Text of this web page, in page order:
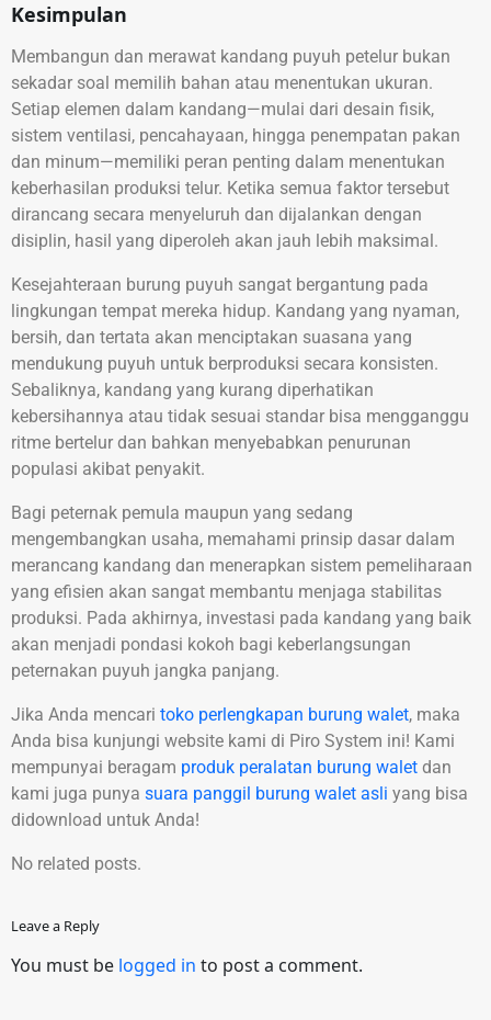
Kesimpulan
Membangun dan merawat kandang puyuh petelur bukan
sekadar soal memilih bahan atau menentukan ukuran.
Setiap elemen dalam kandang—mulai dari desain fisik,
sistem ventilasi, pencahayaan, hingga penempatan pakan
dan minum—memiliki peran penting dalam menentukan
keberhasilan produksi telur. Ketika semua faktor tersebut
dirancang secara menyeluruh dan dijalankan dengan
disiplin, hasil yang diperoleh akan jauh lebih maksimal.
Kesejahteraan burung puyuh sangat bergantung pada
lingkungan tempat mereka hidup. Kandang yang nyaman,
bersih, dan tertata akan menciptakan suasana yang
mendukung puyuh untuk berproduksi secara konsisten.
Sebaliknya, kandang yang kurang diperhatikan
kebersihannya atau tidak sesuai standar bisa mengganggu
ritme bertelur dan bahkan menyebabkan penurunan
populasi akibat penyakit.
Bagi peternak pemula maupun yang sedang
mengembangkan usaha, memahami prinsip dasar dalam
merancang kandang dan menerapkan sistem pemeliharaan
yang efisien akan sangat membantu menjaga stabilitas
produksi. Pada akhirnya, investasi pada kandang yang baik
akan menjadi pondasi kokoh bagi keberlangsungan
peternakan puyuh jangka panjang.
Jika Anda mencari toko perlengkapan burung walet, maka
Anda bisa kunjungi website kami di Piro System ini! Kami
mempunyai beragam produk peralatan burung walet dan
kami juga punya suara panggil burung walet asli yang bisa
didownload untuk Anda!
No related posts.
Leave a Reply
You must be logged in to post a comment.